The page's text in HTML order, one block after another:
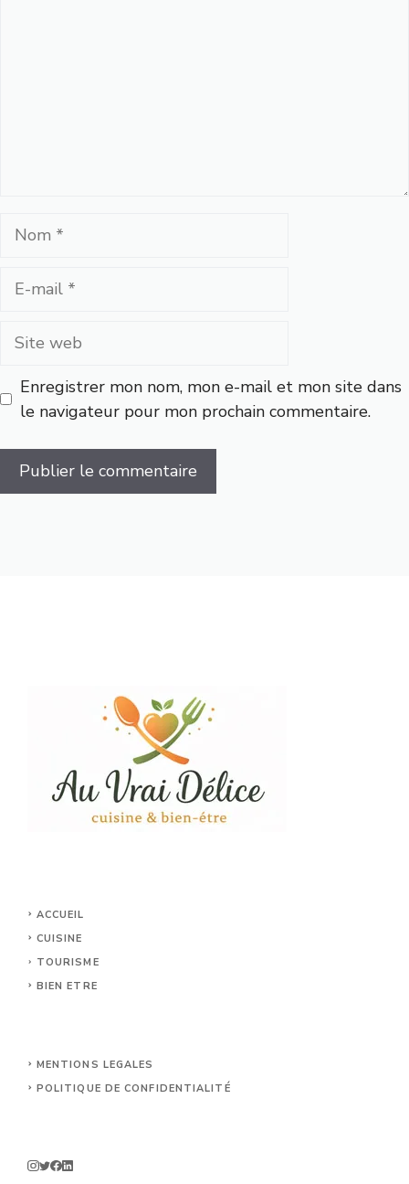
Nom
Site
Enregistrer mon nom, mon e-mail et mon site dans
le navigateur pour mon prochain commentaire.
ACCUEIL
CUISINE
TOURISME
BIEN ETRE
MENTIONS LEGALES
POLITIQUE DE CONFIDENTIALITÉ